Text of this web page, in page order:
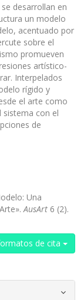
desarrollan en
un modelo
acentuado por
sobre el
promueven
artístico-
Interpelados
rígido y
el arte como
sistema con el
de
Una
AusArt 6 (2).
de cita